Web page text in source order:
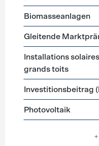
Biomasseanlagen
Gleitende
Installations
grands toits
Investitionsbeitrag
Photovoltaik